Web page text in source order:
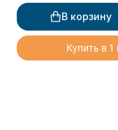
В корзину
Купить в 1